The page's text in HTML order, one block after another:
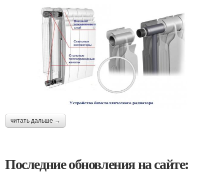
читать дальше →
Последние обновления на сайте: